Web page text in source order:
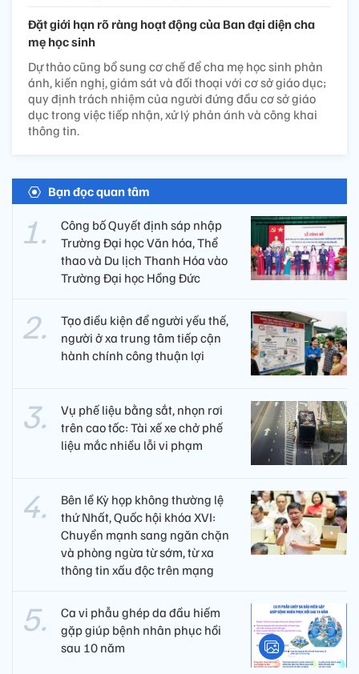
Đặt giới hạn rõ ràng hoạt động của Ban đại diện cha
mẹ học sinh
Dự thảo cũng bổ sung cơ chế để cha mẹ học sinh phản
ánh, kiến nghị, giám sát và đối thoại với cơ sở giáo dục;
quy định trách nhiệm của người đứng đầu cơ sở giáo
dục trong việc tiếp nhận, xử lý phản ánh và công khai
thông tin.
Bạn đọc quan tâm
Công bố Quyết định sáp nhập
Trường Đại học Văn hóa, Thể
thao và Du lịch Thanh Hóa vào
Trường Đại học Hồng Đức
Tạo điều kiện để người yếu thế,
người ở xa trung tâm tiếp cận
hành chính công thuận lợi
Vụ phế liệu bằng sắt, nhọn rơi
trên cao tốc: Tài xế xe chở phế
liệu mắc nhiều lỗi vi phạm
Bên lề Kỳ họp không thường lệ
thứ Nhất, Quốc hội khóa XVI:
Chuyển mạnh sang ngăn chặn
và phòng ngừa từ sớm, từ xa
thông tin xấu độc trên mạng
Ca vi phẫu ghép da đầu hiếm
gặp giúp bệnh nhân phục hồi
sau 10 năm